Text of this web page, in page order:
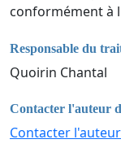
conformément à
Responsable du
Quoirin Chantal
Contacter l'auteur
Contacter